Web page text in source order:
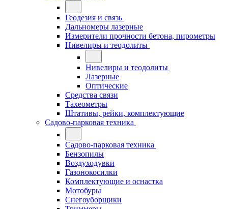
Геодезия и связь
Дальномеры лазерные
Измерители прочности бетона, пирометры
Нивелиры и теодолиты
Нивелиры и теодолиты
Лазерные
Оптические
Средства связи
Тахеометры
Штативы, рейки, комплектующие
Садово-парковая техника
Садово-парковая техника
Бензопилы
Воздуходувки
Газонокосилки
Комплектующие и оснастка
Мотобуры
Снегоуборщики